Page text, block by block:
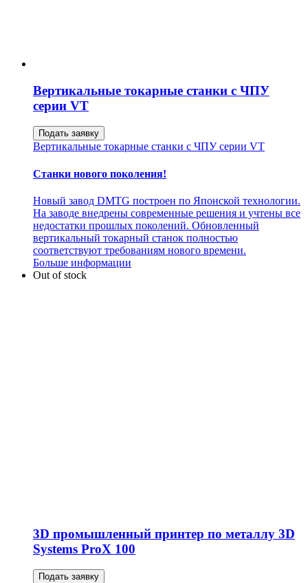
Вертикальные токарные станки с ЧПУ
серии VT
Подать заявку
Вертикальные токарные станки с ЧПУ серии VT
Станки нового поколения!
Новый завод DMTG построен по Японской технологии.
На заводе внедрены современные решения и учтены все
недостатки прошлых поколений. Обновленный
вертикальный токарный станок полностью
соответствуют требованиям нового времени.
Больше информации
Out of stock
3D промышленный принтер по металлу 3D
Systems ProX 100
Подать заявку